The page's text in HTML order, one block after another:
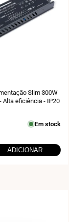
Slim 300W
Alta eficiência - IP20
Em stock
ADICIONAR